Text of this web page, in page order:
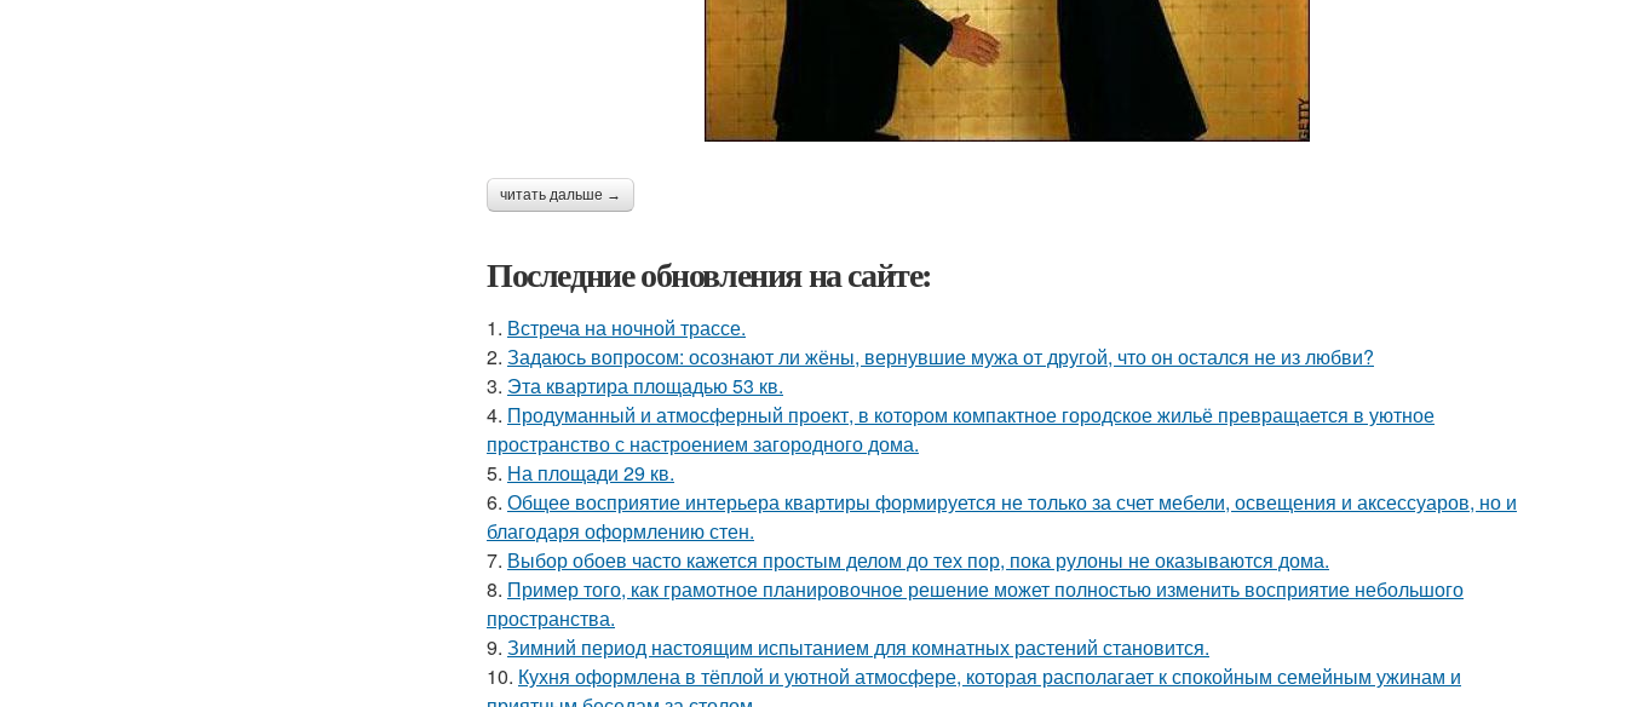
читать дальше →
Последние обновления на сайте:
1. Встреча на ночной трассе.
2. Задаюсь вопросом: осознают ли жёны, вернувшие мужа от другой, что он остался не из любви?
3. Эта квартира площадью 53 кв.
4. Продуманный и атмосферный проект, в котором компактное городское жильё превращается в уютное
пространство с настроением загородного дома.
5. На площади 29 кв.
6. Общее восприятие интерьера квартиры формируется не только за счет мебели, освещения и аксессуаров, но и
благодаря оформлению стен.
7. Выбор обоев часто кажется простым делом до тех пор, пока рулоны не оказываются дома.
8. Пример того, как грамотное планировочное решение может полностью изменить восприятие небольшого
пространства.
9. Зимний период настоящим испытанием для комнатных растений становится.
10. Кухня оформлена в тёплой и уютной атмосфере, которая располагает к спокойным семейным ужинам и